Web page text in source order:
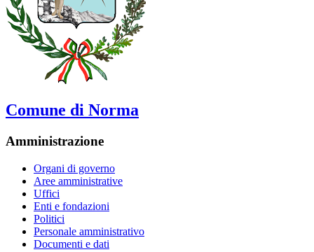
Comune di Norma
Amministrazione
Organi di governo
Aree amministrative
Uffici
Enti e fondazioni
Politici
Personale amministrativo
Documenti e dati